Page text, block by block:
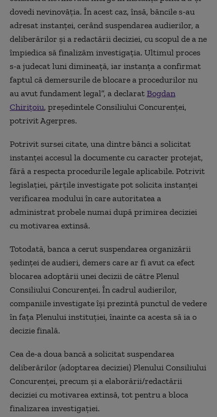
dovedi nevinovăţia. În acest caz, însă, băncile s-au
adresat instanţei, cerând suspendarea audierilor, a
deliberărilor şi a redactării deciziei, cu scopul de a ne
împiedica să finalizăm investigaţia. Ultimul proces
s-a judecat luni dimineaţă, iar instanţa a confirmat
faptul că demersurile de blocare a procedurilor nu
au avut fundament legal”, a declaratBogdan
Chiriţoiu, preşedintele Consiliului Concurenţei,
potrivit Agerpres.
Potrivit sursei citate, una dintre bănci a solicitat
instanţei accesul la documente cu caracter protejat,
fără a respecta procedurile legale aplicabile. Potrivit
legislaţiei, părţile investigate pot solicita instanţei
verificarea modului în care autoritatea a
administrat probele numai după primirea deciziei
cu motivarea extinsă.
Totodată, banca a cerut suspendarea organizării
şedinţei de audieri, demers care ar fi avut ca efect
blocarea adoptării unei decizii de către Plenul
Consiliului Concurenţei. În cadrul audierilor,
companiile investigate îşi prezintă punctul de vedere
în faţa Plenului instituţiei, înainte ca acesta să ia o
decizie finală.
Cea de-a doua bancă a solicitat suspendarea
deliberărilor (adoptarea deciziei) Plenului Consiliului
Concurenţei, precum şi a elaborării/redactării
deciziei cu motivarea extinsă, tot pentru a bloca
finalizarea investigaţiei.